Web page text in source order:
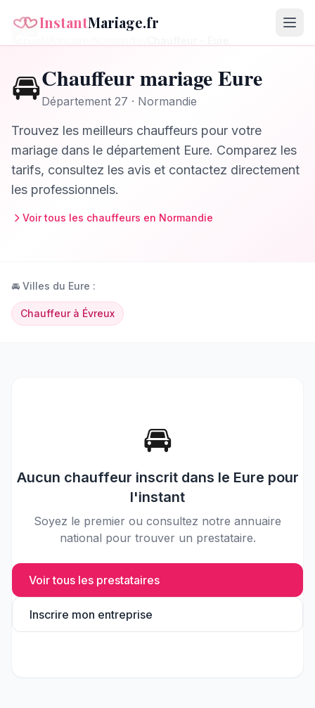
InstantMariage.fr
🚘ChauffeurmariageEure
Département 27 · Normandie
Trouvez les meilleurs chauffeurs pour votre
mariage dans le département Eure. Comparez les
tarifs, consultez les avis et contactez directement
les professionnels.
Voir tous les chauffeurs en Normandie
🚘 Villes du Eure :
Chauffeurà Évreux
🚘
Aucun chauffeur inscrit dans le Eure pour
l'instant
Soyez le premier ou consultez notre annuaire
national pour trouver un prestataire.
Voir tous les prestataires
Inscrire mon entreprise